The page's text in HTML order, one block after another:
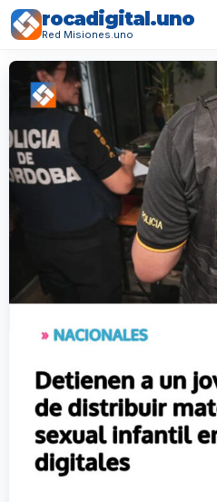
rocadigital.uno
Red Misiones.uno